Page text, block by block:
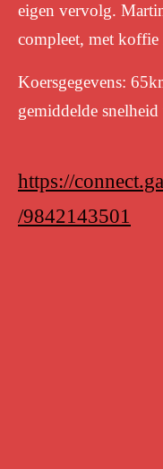
eigen vervolg.
compleet, met
Koersgegevens:
gemiddelde
https://
/9842143501